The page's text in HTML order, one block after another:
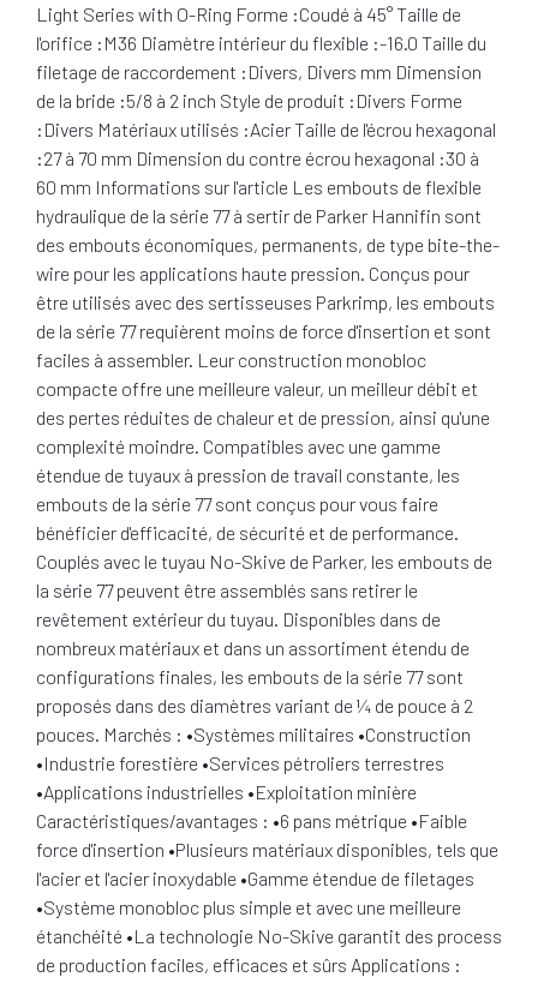
Light Series with O-Ring Forme :Coudé à 45° Taille de
l'orifice :M36 Diamètre intérieur du flexible :-16.0 Taille du
filetage de raccordement :Divers, Divers mm Dimension
de la bride :5/8 à 2 inch Style de produit :Divers Forme
:Divers Matériaux utilisés :Acier Taille de l'écrou hexagonal
:27 à 70 mm Dimension du contre écrou hexagonal :30 à
60 mm Informations sur l'article Les embouts de flexible
hydraulique de la série 77 à sertir de Parker Hannifin sont
des embouts économiques, permanents, de type bite-the-
wire pour les applications haute pression. Conçus pour
être utilisés avec des sertisseuses Parkrimp, les embouts
de la série 77 requièrent moins de force d'insertion et sont
faciles à assembler. Leur construction monobloc
compacte offre une meilleure valeur, un meilleur débit et
des pertes réduites de chaleur et de pression, ainsi qu'une
complexité moindre. Compatibles avec une gamme
étendue de tuyaux à pression de travail constante, les
embouts de la série 77 sont conçus pour vous faire
bénéficier d'efficacité, de sécurité et de performance.
Couplés avec le tuyau No-Skive de Parker, les embouts de
la série 77 peuvent être assemblés sans retirer le
revêtement extérieur du tuyau. Disponibles dans de
nombreux matériaux et dans un assortiment étendu de
configurations finales, les embouts de la série 77 sont
proposés dans des diamètres variant de ¼ de pouce à 2
pouces. Marchés : •Systèmes militaires •Construction
•Industrie forestière •Services pétroliers terrestres
•Applications industrielles •Exploitation minière
Caractéristiques/avantages : •6 pans métrique •Faible
force d'insertion •Plusieurs matériaux disponibles, tels que
l'acier et l'acier inoxydable •Gamme étendue de filetages
•Système monobloc plus simple et avec une meilleure
étanchéité •La technologie No-Skive garantit des process
de production faciles, efficaces et sûrs Applications :